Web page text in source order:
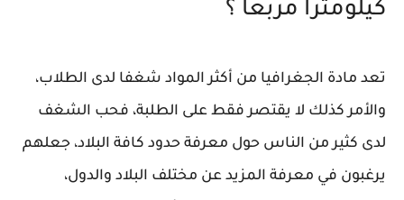
كيلومترا مربعا ؟
تعد مادة الجغرافيا من أكثر المواد شغفا لدى الطلاب،
والأمر كذلك لا يقتصر فقط على الطلبة، فحب الشغف
لدى كثير من الناس حول معرفة حدود كافة البلاد، جعلهم
يرغبون في معرفة المزيد عن مختلف البلاد والدول،